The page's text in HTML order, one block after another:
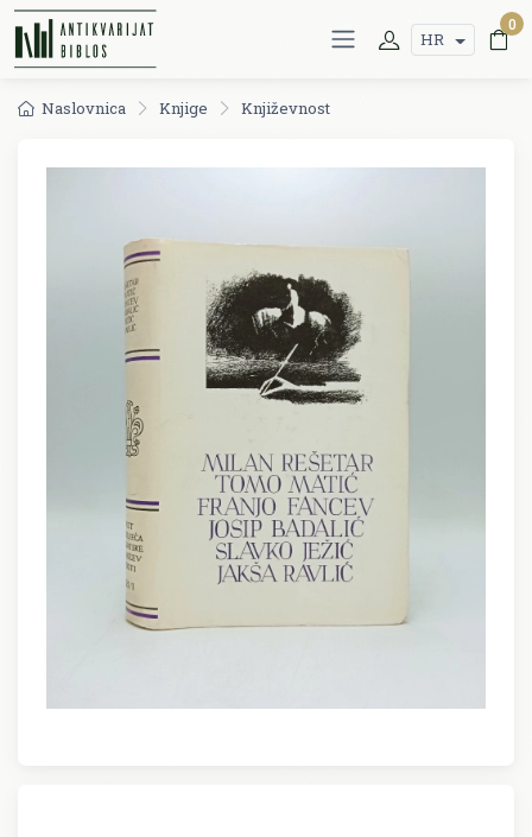
HR
0
Naslovnica Knjige Književnost